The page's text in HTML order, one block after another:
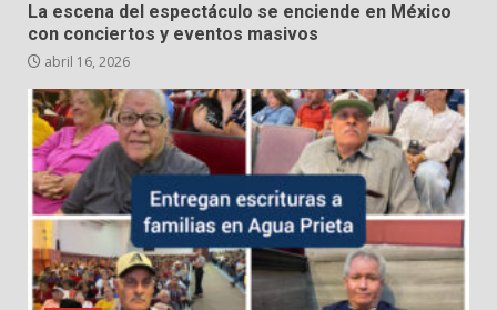
La escena del espectáculo se enciende en México
con conciertos y eventos masivos
abril 16, 2026